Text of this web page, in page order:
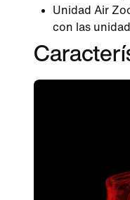
Unidad Air
con las